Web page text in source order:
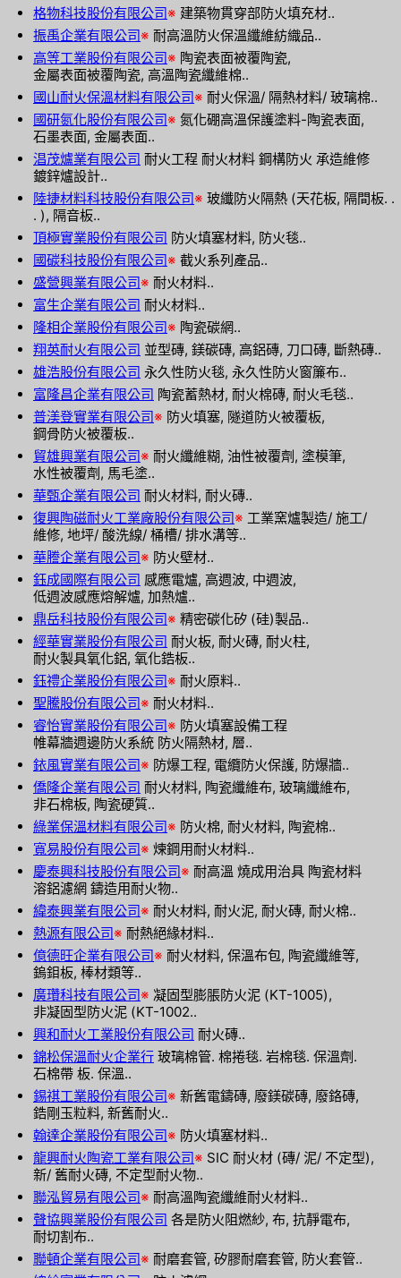
格物科技股份有限公司※ 建築物貫穿部防火填充材..
振禹企業有限公司※ 耐高溫防火保溫纖維紡織品..
高等工業股份有限公司※ 陶瓷表面被覆陶瓷,
金屬表面被覆陶瓷, 高溫陶瓷纖維棉..
國山耐火保溫材料有限公司※ 耐火保溫/ 隔熱材料/ 玻璃棉..
國研氮化股份有限公司※ 氮化硼高溫保護塗料-陶瓷表面,
石墨表面, 金屬表面..
淐茂爐業有限公司 耐火工程 耐火材料 鋼構防火 承造維修
鍍鋅爐設計..
陸捷材料科技股份有限公司※ 玻纖防火隔熱 (天花板, 隔間板. .
. ), 隔音板..
頂極實業股份有限公司 防火填塞材料, 防火毯..
國碳科技股份有限公司※ 截火系列產品..
盛營興業有限公司※ 耐火材料..
富生企業有限公司 耐火材料..
隆相企業股份有限公司※ 陶瓷碳網..
翔英耐火有限公司 並型磚, 鎂碳磚, 高鋁磚, 刀口磚, 斷熱磚..
雄浩股份有限公司 永久性防火毯, 永久性防火窗簾布..
富隆昌企業有限公司 陶瓷蓄熱材, 耐火棉磚, 耐火毛毯..
普渼登實業有限公司※ 防火填塞, 隧道防火被覆板,
鋼骨防火被覆板..
貿雄興業有限公司※ 耐火纖維糊, 油性被覆劑, 塗模筆,
水性被覆劑, 馬毛塗..
華甄企業有限公司 耐火材料, 耐火磚..
復興陶磁耐火工業廠股份有限公司※ 工業窯爐製造/ 施工/
維修, 地坪/ 酸洗線/ 桶槽/ 排水溝等..
華謄企業有限公司※ 防火壁材..
鈺成國際有限公司 感應電爐, 高週波, 中週波,
低週波感應熔解爐, 加熱爐..
鼎岳科技股份有限公司※ 精密碳化矽 (硅)製品..
經華實業股份有限公司 耐火板, 耐火磚, 耐火柱,
耐火製具氧化鋁, 氧化鋯板..
鈺禮企業股份有限公司※ 耐火原料..
聖騰股份有限公司※ 耐火材料..
睿怡實業股份有限公司※ 防火填塞設備工程
帷幕牆週邊防火系統 防火隔熱材, 層..
銥風實業有限公司※ 防爆工程, 電纜防火保護, 防爆牆..
僑隆企業有限公司 耐火材料, 陶瓷纖維布, 玻璃纖維布,
非石棉板, 陶瓷硬質..
綠業保溫材料有限公司※ 防火棉, 耐火材料, 陶瓷棉..
寬易股份有限公司※ 煉鋼用耐火材料..
慶泰興科技股份有限公司※ 耐高溫 燒成用治具 陶瓷材料
溶鋁濾網 鑄造用耐火物..
緯泰興業有限公司※ 耐火材料, 耐火泥, 耐火磚, 耐火棉..
熱源有限公司※ 耐熱絕緣材料..
億德旺企業有限公司※ 耐火材料, 保溫布包, 陶瓷纖維等,
鎢鉬板, 棒材類等..
廣瓚科技有限公司※ 凝固型膨脹防火泥 (KT-1005),
非凝固型防火泥 (KT-1002..
興和耐火工業股份有限公司 耐火磚..
錦松保溫耐火企業行 玻璃棉管. 棉捲毯. 岩棉毯. 保溫劑.
石棉帶 板. 保溫..
錫祺工業股份有限公司※ 新舊電鑄磚, 廢鎂碳磚, 廢鉻磚,
鋯剛玉粒料, 新舊耐火..
翰達企業股份有限公司※ 防火填塞材料..
龍興耐火陶瓷工業有限公司※ SIC 耐火材 (磚/ 泥/ 不定型),
新/ 舊耐火磚, 不定型耐火物..
聯泓貿易有限公司※ 耐高溫陶瓷纖維耐火材料..
聲協興業股份有限公司 各是防火阻燃紗, 布, 抗靜電布,
耐切割布..
聯頓企業有限公司※ 耐磨套管, 矽膠耐磨套管, 防火套管..